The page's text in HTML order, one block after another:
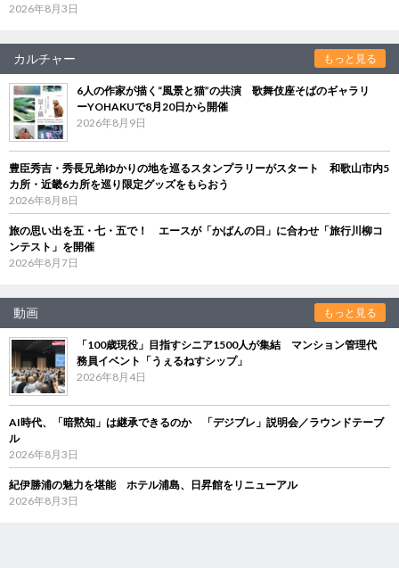
2026年8月3日
カルチャー もっと見る
6人の作家が描く“風景と猫”の共演 歌舞伎座そばのギャラリ
ーYOHAKUで8月20日から開催
2026年8月9日
豊臣秀吉・秀長兄弟ゆかりの地を巡るスタンプラリーがスタート 和歌山市内5
カ所・近畿6カ所を巡り限定グッズをもらおう
2026年8月8日
旅の思い出を五・七・五で！ エースが「かばんの日」に合わせ「旅行川柳コ
ンテスト」を開催
2026年8月7日
動画 もっと見る
「100歳現役」目指すシニア1500人が集結 マンション管理代
務員イベント「うぇるねすシップ」
2026年8月4日
AI時代、「暗黙知」は継承できるのか 「デジブレ」説明会／ラウンドテーブ
ル
2026年8月3日
紀伊勝浦の魅力を堪能 ホテル浦島、日昇館をリニューアル
2026年8月3日